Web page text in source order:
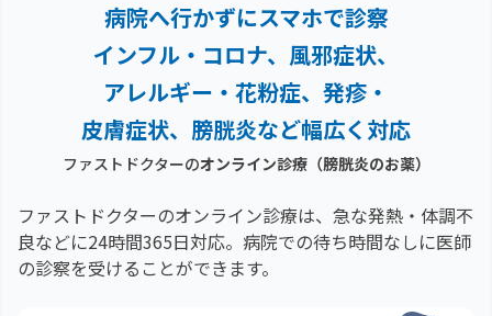
病院へ行かずにスマホで診察
インフル・コロナ、風邪症状、
アレルギー・花粉症、 発疹・
皮膚症状、膀胱炎など幅広く対応
ファストドクターのオンライン診療（膀胱炎のお薬）
ファストドクターのオンライン診療は、急な発熱・体調不
良などに24時間365日対応。 病院での待ち時間なしに医師
の診察を受けることができます。